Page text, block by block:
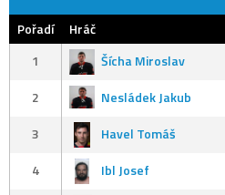
Pořadí Hráč
1
Šícha Miroslav
2
Nesládek Jakub
3
Havel Tomáš
4
Ibl Josef